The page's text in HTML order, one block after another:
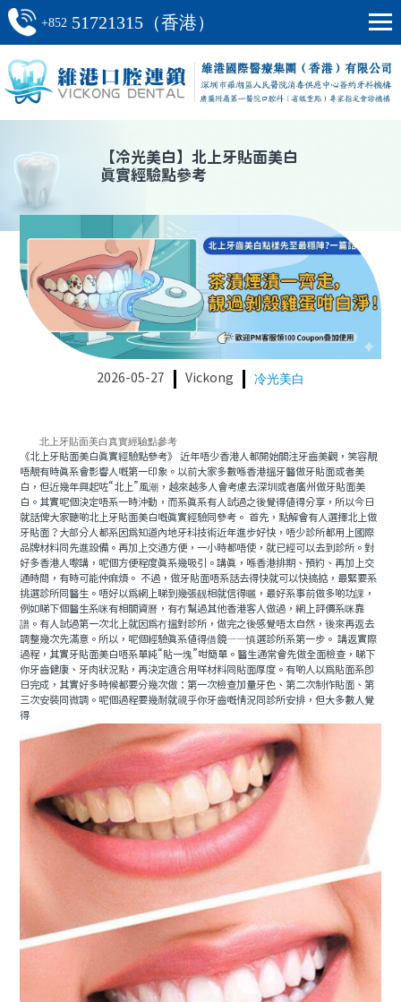
+852 51721315（香港）
【冷光美白】 北上牙貼面美白
真實經驗點參考
2026-05-27 Vickong 冷光美白
北上牙貼面美白真實經驗點參考
《北上牙貼面美白真實經驗點參考》 近年唔少香港人都開始關注牙齒美觀，笑容靚
唔靚有時真系會影響人嘅第一印象。以前大家多數喺香港搵牙醫做牙貼面或者美
白，但近幾年興起咗“北上”風潮，越來越多人會考慮去深圳或者廣州做牙貼面美
白。其實呢個決定唔系一時沖動，而系真系有人試過之後覺得值得分享，所以今日
就話俾大家聽啲北上牙貼面美白嘅真實經驗同參考。 首先，點解會有人選擇北上做
牙貼面？大部分人都系因爲知道內地牙科技術近年進步好快，唔少診所都用上國際
品牌材料同先進設備。再加上交通方便，一小時都唔使，就已經可以去到診所。對
好多香港人嚟講，呢個方便程度真系幾吸引。講真，喺香港排期、預約、再加上交
通時間，有時可能仲麻煩。 不過，做牙貼面唔系話去得快就可以快搞掂，最緊要系
挑選診所同醫生。唔好以爲網上睇到幾張靓相就信得曬，最好系事前做多啲功課，
例如睇下個醫生系咪有相關資曆，有冇幫過其他香港客人做過，網上評價系咪靠
譜。有人試過第一次北上就因爲冇搵對診所，做完之後感覺唔太自然，後來再返去
調整幾次先滿意。所以，呢個經驗真系值得借鏡——慎選診所系第一步。 講返實際
過程，其實牙貼面美白唔系單純“貼一塊”咁簡單。醫生通常會先做全面檢查，睇下
你牙齒健康、牙肉狀況點，再決定適合用咩材料同貼面厚度。有啲人以爲貼面系即
日完成，其實好多時候都要分幾次做：第一次檢查加量牙色、第二次制作貼面、第
三次安裝同微調。呢個過程要幾耐就視乎你牙齒嘅情況同診所安排，但大多數人覺
得